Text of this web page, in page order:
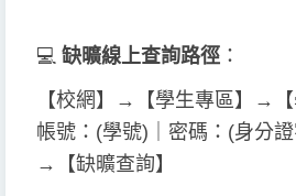
💻 缺曠線上查詢路徑 ：
【校網】→【學生專區】→
帳號：(學號)｜密碼：(身分
→【缺曠查詢】